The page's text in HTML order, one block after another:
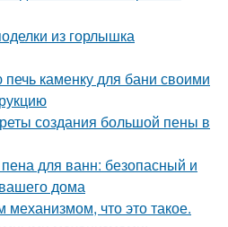
из горлышка
печь каменку для бани своими
создания большой пены в
для ванн: безопасный и
дома
что это такое.